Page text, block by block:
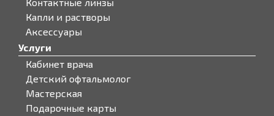
Капли и растворы
Аксессуары
Услуги
Кабинет врача
Детский офтальмолог
Мастерская
Подарочные карты